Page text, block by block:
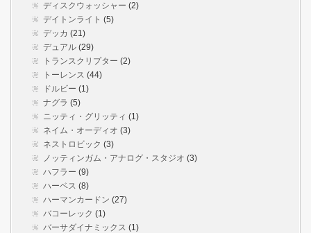
ディスクウォッシャー (2)
デイトンライト (5)
デッカ (21)
デュアル (29)
トランスクリプター (2)
トーレンス (44)
ドルビー (1)
ナグラ (5)
ニッティ・グリッティ (1)
ネイム・オーディオ (3)
ネストロビック (3)
ノッティンガム・アナログ・スタジオ (3)
ハフラー (9)
ハーベス (8)
ハーマンカードン (27)
バコーレック (1)
バーサダイナミックス (1)